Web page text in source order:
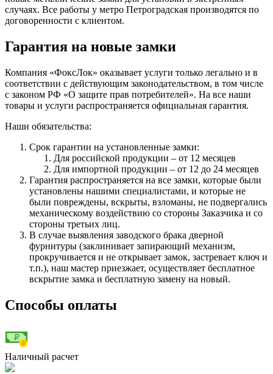
случаях. Все работы у метро Петроградская производятся по
договоренности с клиентом.
Гарантия на новые замки
Компания «ФоксЛок» оказывает услуги только легально и в
соответствии с действующим законодательством, в том числе
с законом РФ «О защите прав потребителей». На все наши
товары и услуги распространяется официальная гарантия.
Наши обязательства:
Срок гарантии на установленные замки:
Для российской продукции – от 12 месяцев
Для импортной продукции – от 12 до 24 месяцев
Гарантия распространяется на все замки, которые были
установлены нашими специалистами, и которые не
были повреждены, вскрыты, взломаны, не подвергались
механическому воздействию со стороны Заказчика и со
стороны третьих лиц.
В случае выявления заводского брака дверной
фурнитуры (заклинивает запирающий механизм,
прокручивается и не открывает замок, застревает ключ и
т.п.), наш мастер приезжает, осуществляет бесплатное
вскрытие замка и бесплатную замену на новый.
Способы оплаты
Наличный расчет